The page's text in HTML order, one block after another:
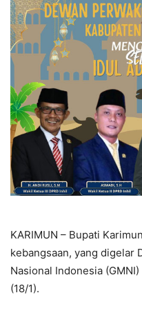
KARIMUN – Bupati
kebangsaan, yang digelar
Nasional Indonesia
(18/1).